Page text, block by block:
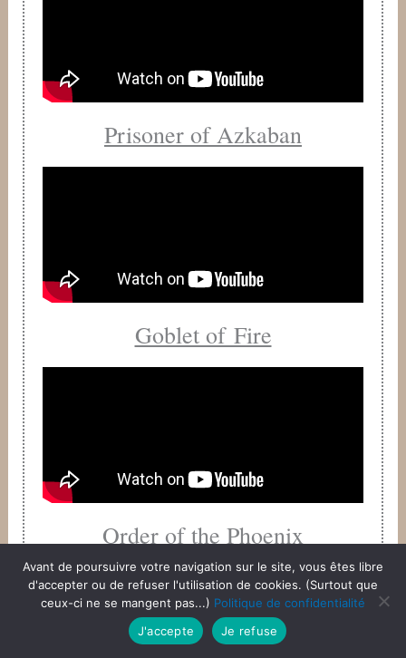
Prisoner of Azkaban
Goblet of Fire
Order of the Phoenix
Avant de poursuivre votre navigation sur le site, vous êtes libre
d'accepter ou de refuser l'utilisation de cookies. (Surtout que
ceux-ci ne se mangent pas...) Politique de confidentialité
J'accepte
Je refuse